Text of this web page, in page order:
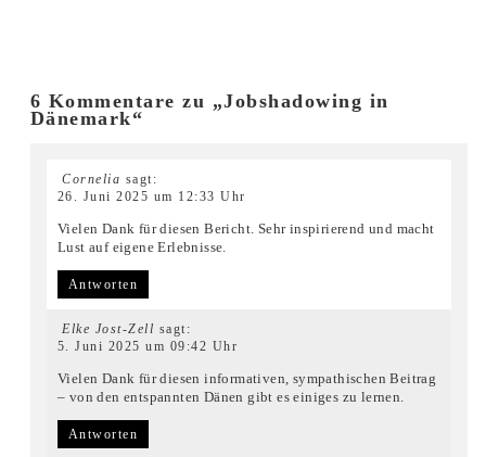
6 Kommentare zu „Jobshadowing in
Dänemark“
Cornelia sagt:
26. Juni 2025 um 12:33 Uhr
Vielen Dank für diesen Bericht. Sehr inspirierend und macht
Lust auf eigene Erlebnisse.
Antworten
Elke Jost-Zell sagt:
5. Juni 2025 um 09:42 Uhr
Vielen Dank für diesen informativen, sympathischen Beitrag
– von den entspannten Dänen gibt es einiges zu lernen.
Antworten